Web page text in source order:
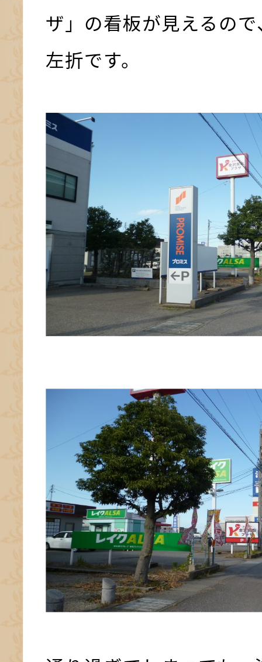
ザ」の看板が見えるの
左折です。